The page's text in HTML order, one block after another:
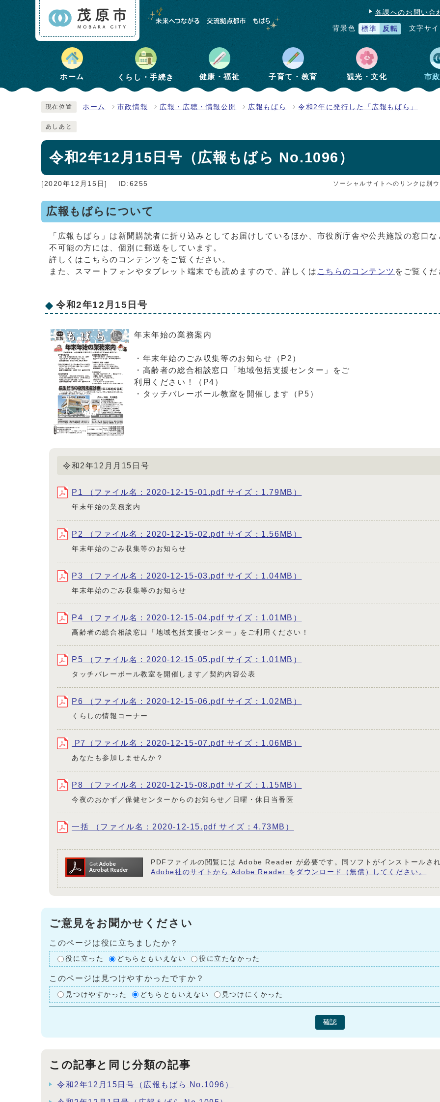
各課へのお問い合
背景色 標準 反転 文字サ
ホーム くらし・手続き 健康・福祉 子育て・教育 観光・文化 市
現在位置 ホーム 市政情報 広報・広聴・情報公開 広報もばら 令和2年に発行した「広報もばら」
あしあと
令和2年12月15日号（広報もばら No.1096）
[2020年12月15日] ID:6255 ソーシャルサイトへのリンクは別
広報もばらについて
「広報もばら」は新聞購読者に折り込みとしてお届けしているほか、市役所庁舎や公共施設の窓口
不可能の方には、個別に郵送をしています。
詳しくはこちらのコンテンツをご覧ください。
また、スマートフォンやタブレット端末でも読めますので、詳しくは こちらのコンテンツ をご覧くだ
令和2年12月15日号
年末年始の業務案内
・年末年始のごみ収集等のお知らせ（P2）
・高齢者の総合相談窓口「地域包括支援センター」をご
利用ください！（P4）
・タッチバレーボール教室を開催します（P5）
令和2年12月月15日号
P1 （ファイル名：2020-12-15-01.pdf サイズ：1.79MB）
年末年始の業務案内
P2 （ファイル名：2020-12-15-02.pdf サイズ：1.56MB）
年末年始のごみ収集等のお知らせ
P3 （ファイル名：2020-12-15-03.pdf サイズ：1.04MB）
年末年始のごみ収集等のお知らせ
P4 （ファイル名：2020-12-15-04.pdf サイズ：1.01MB）
高齢者の総合相談窓口「地域包括支援センター」をご利用ください！
P5 （ファイル名：2020-12-15-05.pdf サイズ：1.01MB）
タッチバレーボール教室を開催します／契約内容公表
P6 （ファイル名：2020-12-15-06.pdf サイズ：1.02MB）
くらしの情報コーナー
P7（ファイル名：2020-12-15-07.pdf サイズ：1.06MB）
あなたも参加しませんか？
P8 （ファイル名：2020-12-15-08.pdf サイズ：1.15MB）
今夜のおかず／保健センターからのお知らせ／日曜・休日当番医
一括 （ファイル名：2020-12-15.pdf サイズ：4.73MB）
PDFファイルの閲覧には Adobe Reader が必要です。同ソフトがインストールさ
Adobe社のサイトから Adobe Reader をダウンロード（無償）してください。
ご意見をお聞かせください
このページは役に立ちましたか？
役に立った どちらともいえない 役に立たなかった
このページは見つけやすかったですか？
見つけやすかった どちらともいえない 見つけにくかった
確認
この記事と同じ分類の記事
令和2年12月15日号（広報もばら No.1096）